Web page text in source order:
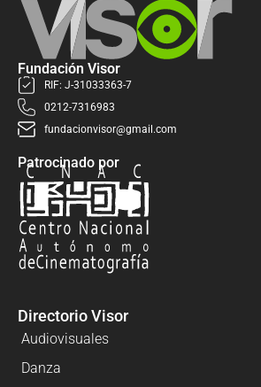
Fundación Visor
RIF: J-31033363-7
0212-7316983
fundacionvisor@gmail.com
Patrocinado por
Directorio Visor
Audiovisuales
Danza